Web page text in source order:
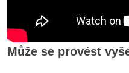
Může se provést